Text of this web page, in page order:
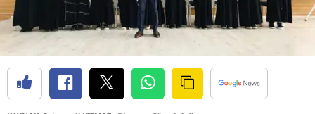
Çankırı
Denizli